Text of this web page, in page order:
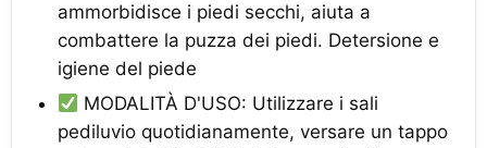
ammorbidisce i piedi secchi, aiuta a
combattere la puzza dei piedi. Detersione e
igiene del piede
MODALITÀ D'USO: Utilizzare i sali
pediluvio quotidianamente, versare un tappo